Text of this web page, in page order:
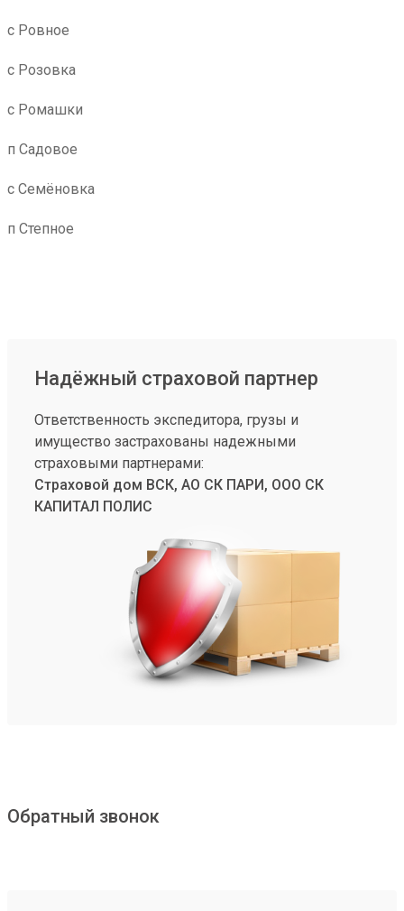
с Ровное
с Розовка
с Ромашки
п Садовое
с Семёновка
п Степное
Надёжный страховой партнер
Ответственность экспедитора, грузы и
имущество застрахованы надежными
страховыми партнерами:
Страховой дом ВСК, АО СК ПАРИ, ООО СК
КАПИТАЛ ПОЛИС
Обратный звонок